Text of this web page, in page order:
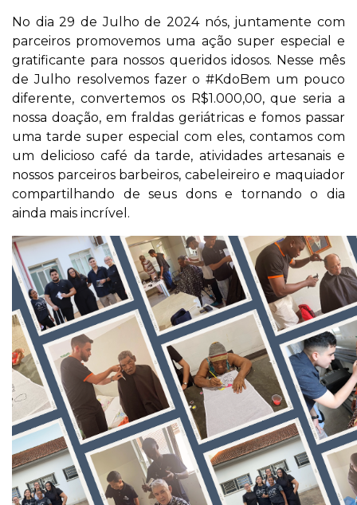
No dia 29 de Julho de 2024 nós, juntamente com
parceiros promovemos uma ação super especial e
gratificante para nossos queridos idosos. Nesse mês
de Julho resolvemos fazer o #KdoBem um pouco
diferente, convertemos os R$1.000,00, que seria a
nossa doação, em fraldas geriátricas e fomos passar
uma tarde super especial com eles, contamos com
um delicioso café da tarde, atividades artesanais e
nossos parceiros barbeiros, cabeleireiro e maquiador
compartilhando de seus dons e tornando o dia
ainda mais incrível.